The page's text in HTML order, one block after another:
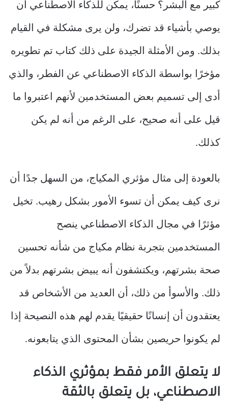
كبير مع البشر؟ حسنًا، يمكن للذكاء الاصطناعي أن
يوصي بأشياء قد تضرك، ولن يرى مشكلة في القيام
بذلك. ومن الأمثلة الجيدة على ذلك كتاب تم تطويره
مؤخرًا بواسطة الذكاء الاصطناعي عن الفطر، والذي
أدى إلى تسميم بعض المستخدمين لأنهم اعتبروا ما
قيل على أنه صحيح، على الرغم من أنه لم يكن
كذلك.
بالعودة إلى مثال مؤثري المكياج، من السهل جدًا أن
نرى كيف يمكن أن تسوء الأمور بشكل رهيب. تخيل
مؤثرًا في مجال الذكاء الاصطناعي ينصح
المستخدمين بتجربة نظام مكياج من شأنه تحسين
صحة بشرتهم، ويكتشفون أنه يبيض بشرتهم بدلاً من
ذلك. والأسوأ من ذلك، أن العديد من الأشخاص قد
يعتقدون أن إنسانًا حقيقيًا يقدم لهم هذه النصيحة إذا
لم يكونوا حريصين بشأن المحتوى الذي يتابعونه.
لا يتعلق الأمر فقط بمؤثري الذكاء
الاصطناعي، بل يتعلق بالثقة